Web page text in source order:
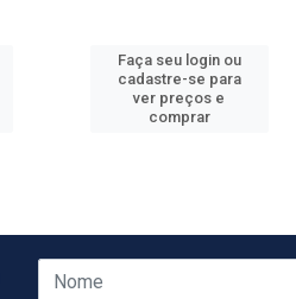
Faça seu login ou
cadastre-se para
ver preços e
comprar